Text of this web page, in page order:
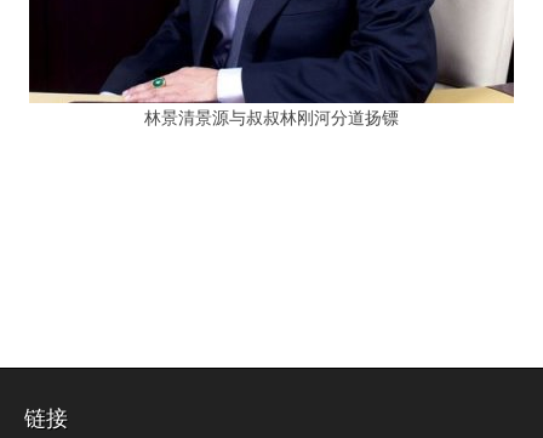
林景清景源与叔叔林刚河分道扬镖
链接